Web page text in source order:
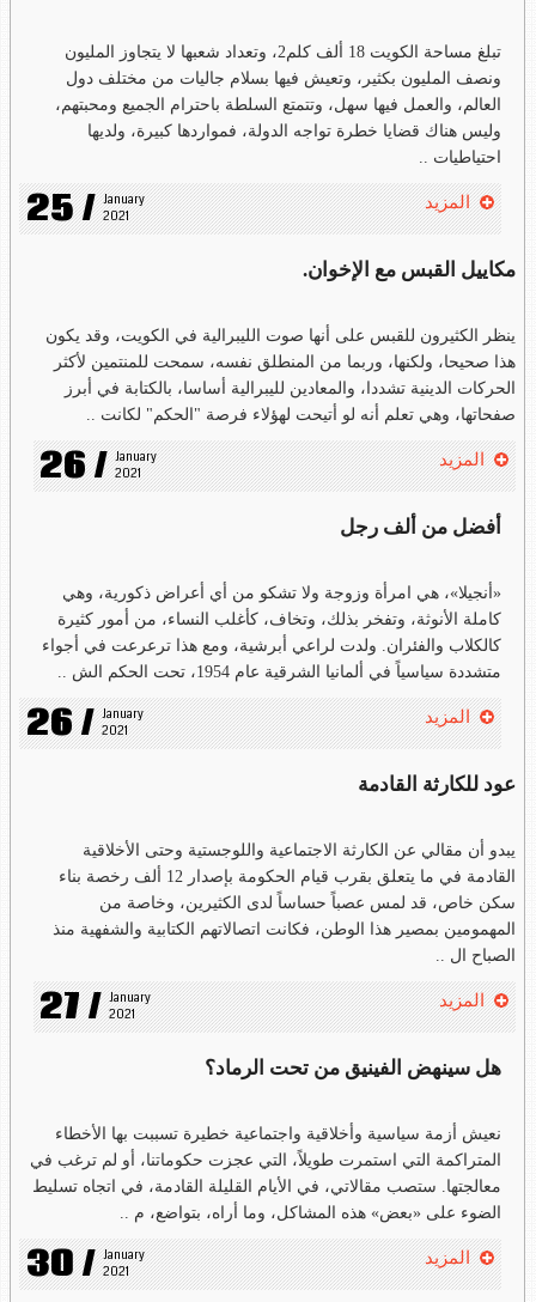
تبلغ مساحة الكويت 18 ألف كلم2، وتعداد شعبها لا يتجاوز المليون
ونصف المليون بكثير، وتعيش فيها بسلام جاليات من مختلف دول
العالم، والعمل فيها سهل، وتتمتع السلطة باحترام الجميع ومحبتهم،
وليس هناك قضايا خطرة تواجه الدولة، فمواردها كبيرة، ولديها
احتياطيات ..
25 / January
2021
المزيد
مكاييل القبس مع الإخوان.
ينظر الكثيرون للقبس على أنها صوت الليبرالية في الكويت، وقد يكون
هذا صحيحا، ولكنها، وربما من المنطلق نفسه، سمحت للمنتمين لأكثر
الحركات الدينية تشددا، والمعادين لليبرالية أساسا، بالكتابة في أبرز
صفحاتها، وهي تعلم أنه لو أتيحت لهؤلاء فرصة "الحكم" لكانت ..
26 / January
2021
المزيد
أفضل من ألف رجل
«أنجيلا»، هي امرأة وزوجة ولا تشكو من أي أعراض ذكورية، وهي
كاملة الأنوثة، وتفخر بذلك، وتخاف، كأغلب النساء، من أمور كثيرة
كالكلاب والفئران. ولدت لراعي أبرشية، ومع هذا ترعرعت في أجواء
متشددة سياسياً في ألمانيا الشرقية عام 1954، تحت الحكم الش ..
26 / January
2021
المزيد
عود للكارثة القادمة
يبدو أن مقالي عن الكارثة الاجتماعية واللوجستية وحتى الأخلاقية
القادمة في ما يتعلق بقرب قيام الحكومة بإصدار 12 ألف رخصة بناء
سكن خاص، قد لمس عصباً حساساً لدى الكثيرين، وخاصة من
المهمومين بمصير هذا الوطن، فكانت اتصالاتهم الكتابية والشفهية منذ
الصباح ال ..
27 / January
2021
المزيد
هل سينهض الفينيق من تحت الرماد؟
نعيش أزمة سياسية وأخلاقية واجتماعية خطيرة تسببت بها الأخطاء
المتراكمة التي استمرت طويلاً، التي عجزت حكوماتنا، أو لم ترغب في
معالجتها. ستصب مقالاتي، في الأيام القليلة القادمة، في اتجاه تسليط
الضوء على «بعض» هذه المشاكل، وما أراه، بتواضع، م ..
30 / January
2021
المزيد